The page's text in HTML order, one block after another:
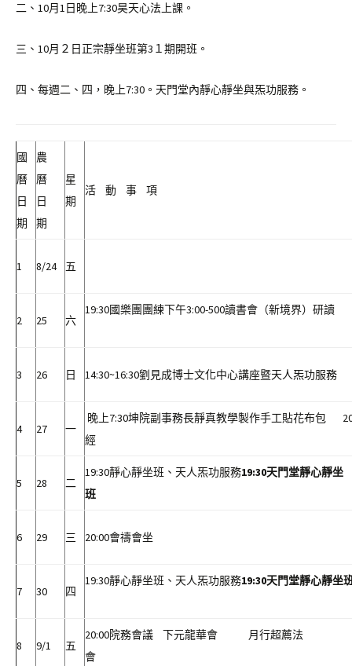
二、10月1日晚上7:30昊天心法上課。
三、10月２日正宗靜坐班第3１期開班。
四、每週二、四，晚上7:30。天門堂內靜心靜坐與炁功服務。
國
曆
日
期
農
曆
日
期
星
期
活 動 事 項
1 8/24 五
2 25 六
19:30國樂團團練下午3:00-500讀書會（新境
3 26 日 14:30~16:30劉見成博士文化中心講座暨天人炁
4 27 一
晚上7:30坤院副事務長靜真教學製作手工貼花布包
經
5 28 二
19:30靜心靜坐班、天人炁功服務19:30天門堂靜心靜坐
班
6 29 三 20:00會禱會坐
7 30 四
19:30靜心靜坐班、天人炁功服務19:30天門堂靜心靜坐
8 9/1 五
20:00院務會議 下元龍華會 月行超薦法